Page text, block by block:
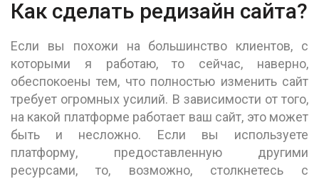
Как сделать редизайн сайта?
Если вы похожи на большинство клиентов, с
которыми я работаю, то сейчас, наверно,
обеспокоены тем, что полностью изменить сайт
требует огромных усилий. В зависимости от того,
на какой платформе работает ваш сайт, это может
быть и несложно. Если вы используете
платформу, предоставленную другими
ресурсами, то, возможно, столкнетесь с